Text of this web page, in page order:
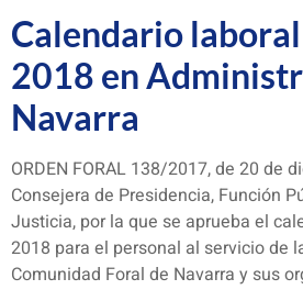
Calendario
2018 en
Navarra
ORDEN FORAL 138/2017, de 20 de
Consejera de Presidencia, Función
Justicia, por la que se aprueba el
2018 para el personal al servicio de
Comunidad Foral de Navarra y sus